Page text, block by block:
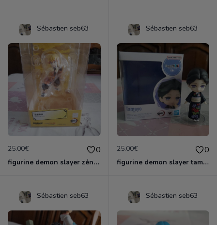
Sébastien seb63
25.00€ 0
figurine demon slayer zénith officielle
Sébastien seb63
25.00€ 0
figurine demon slayer tamayo
Sébastien seb63 Sébastien seb63